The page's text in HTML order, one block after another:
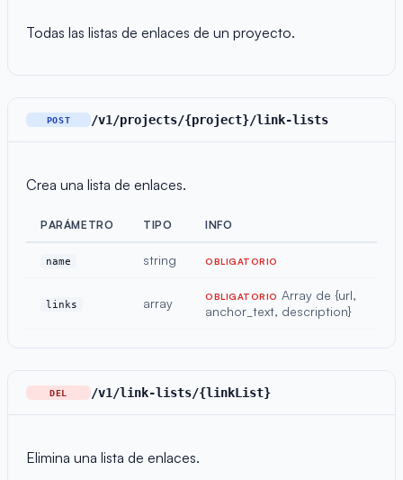
Todas las listas de enlaces de un proyecto.
POST /v1/projects/{project}/link-lists
Crea una lista de enlaces.
PARÁMETRO TIPO INFO
name string OBLIGATORIO
links array OBLIGATORIO Array de {url,
anchor_text, description}
DEL /v1/link-lists/{linkList}
Elimina una lista de enlaces.